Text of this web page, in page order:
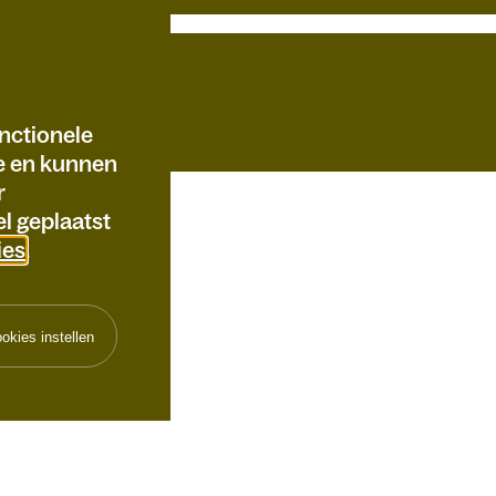
en kunnen
geplaatst
.
instellen